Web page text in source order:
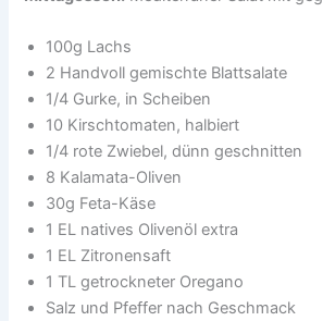
100g Lachs
2 Handvoll gemischte Blattsalate
1/4 Gurke, in Scheiben
10 Kirschtomaten, halbiert
1/4 rote Zwiebel, dünn geschnitten
8 Kalamata-Oliven
30g Feta-Käse
1 EL natives Olivenöl extra
1 EL Zitronensaft
1 TL getrockneter Oregano
Salz und Pfeffer nach Geschmack